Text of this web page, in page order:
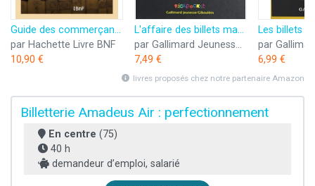
Guide des commerçants, des hommes d'affaires et des officiers ministériels, contenant tout
par Hachette Livre BNF
10,90 €
L'affaire des billets magiques
par Gallimard Jeunesse (réédition numérique FeniXX)
7,49 €
Les billets
6,99 €
livres proposés chez notre partenaire Amazon
Billetterie Amadeus Air : perfectionnement
En centre (75)
40 h
demandeur d’emploi, salarié